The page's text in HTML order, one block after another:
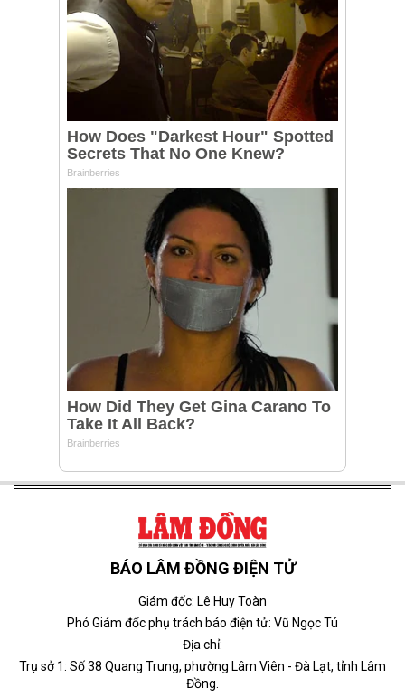
BÁO LÂM ĐỒNG ĐIỆN TỬ
Giám đốc: Lê Huy Toàn
Phó Giám đốc phụ trách báo điện tử: Vũ Ngọc Tú
Địa chỉ:
Trụ sở 1: Số 38 Quang Trung, phường Lâm Viên - Đà Lạt, tỉnh Lâm
Đồng.